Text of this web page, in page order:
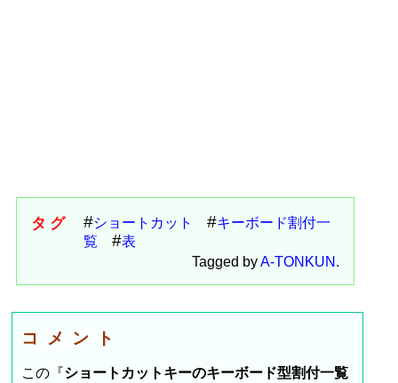
タグ ショートカット
キーボード割付一
覧
表
Tagged byA-TONKUN .
コメント
この『ショートカットキーのキーボード型割付一覧